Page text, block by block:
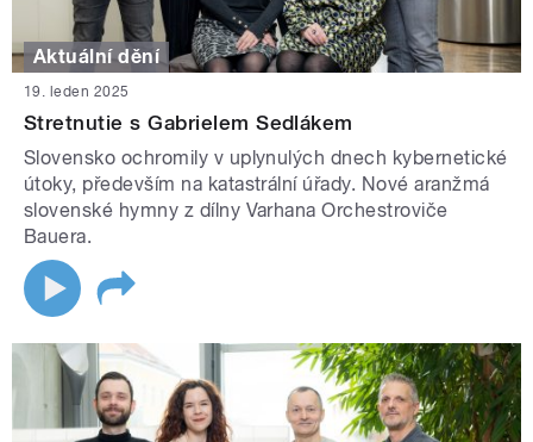
Aktuální dění
19. leden 2025
Stretnutie s Gabrielem Sedlákem
Slovensko ochromily v uplynulých dnech kybernetické
útoky, především na katastrální úřady. Nové aranžmá
slovenské hymny z dílny Varhana Orchestroviče
Bauera.